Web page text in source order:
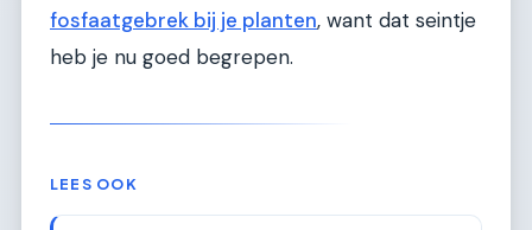
fosfaatgebrek bij je planten, want dat seintje
heb je nu goed begrepen.
LEES OOK